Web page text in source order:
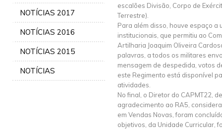
NOTÍCIAS 2017
NOTÍCIAS 2016
NOTÍCIAS 2015
NOTÍCIAS
escalões Divisão, Corpo de
Terrestre).
Para além disso, houve espaço a
institucionais, que permitiu ao
Artilharia Joaquim Oliveira
palavras, a todos os militares
mensagem de despedida, votos
este Regimento está disponível
atividades.
No final, o Diretor do CAPMT22,
agradecimento ao RA5,
em Vendas Novas, foram
objetivos, da Unidade Curricular,